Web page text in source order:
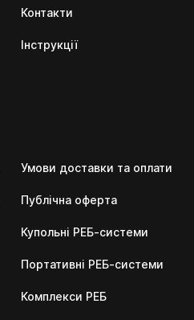
Контакти
Інструкції
Умови доставки та оплати
Публічна оферта
Купольні РЕБ-системи
Портативні РЕБ-системи
Комплекси РЕБ